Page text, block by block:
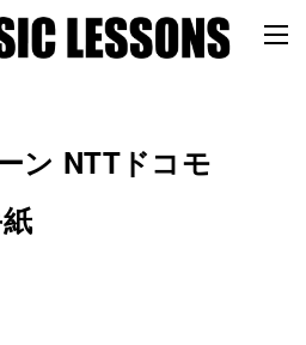
ン NTTドコモ